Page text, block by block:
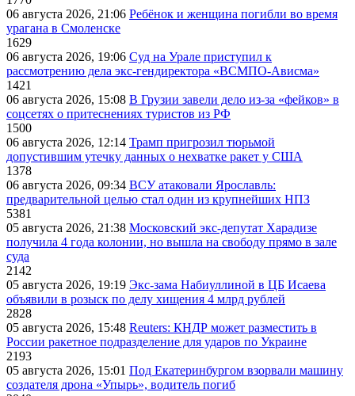
06 августа 2026, 21:06 Ребёнок и женщина погибли во время
урагана в Смоленске
1629
06 августа 2026, 19:06 Суд на Урале приступил к
рассмотрению дела экс-гендиректора «ВСМПО-Ависма»
1421
06 августа 2026, 15:08 В Грузии завели дело из-за «фейков» в
соцсетях о притеснениях туристов из РФ
1500
06 августа 2026, 12:14 Трамп пригрозил тюрьмой
допустившим утечку данных о нехватке ракет у США
1378
06 августа 2026, 09:34 ВСУ атаковали Ярославль:
предварительной целью стал один из крупнейших НПЗ
5381
05 августа 2026, 21:38 Московский экс-депутат Харадизе
получила 4 года колонии, но вышла на свободу прямо в зале
суда
2142
05 августа 2026, 19:19 Экс-зама Набиуллиной в ЦБ Исаева
объявили в розыск по делу хищения 4 млрд рублей
2828
05 августа 2026, 15:48 Reuters: КНДР может разместить в
России ракетное подразделение для ударов по Украине
2193
05 августа 2026, 15:01 Под Екатеринбургом взорвали машину
создателя дрона «Упырь», водитель погиб